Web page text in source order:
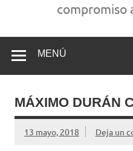
compromiso
MENÚ
MÁXIMO DURÁN
13 mayo, 2018 Deja un